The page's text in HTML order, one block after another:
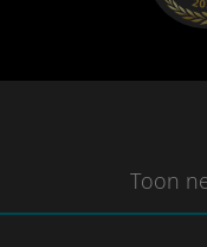
Toon